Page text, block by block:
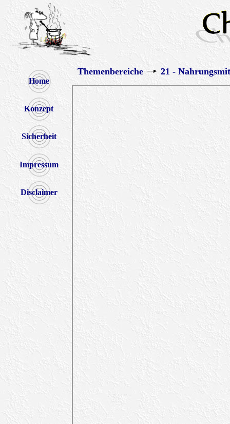
Home
Konzept
Sicherheit
Impressum
Disclaimer
Themenbereiche 21 -